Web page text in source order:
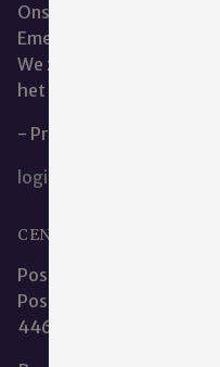
Ons kantoor is te vinden
Emergis te Kloetinge.
We zitten naast de
het restaurant.
- Privacy en
login
CENTRALE
Postadres:
Postbus 253
4460 AR Goes